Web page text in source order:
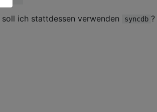
ich stattdessen verwenden syncdb ?